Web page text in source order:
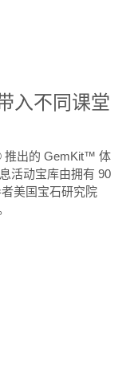
入不同课堂
推出的 GemKit™ 体
活动宝库由拥有 90
美国宝石研究院